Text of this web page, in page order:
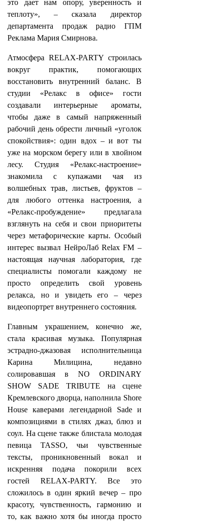
это дает нам опору, уверенность и
теплоту», – сказала директор
департамента продаж радио ГПМ
Реклама Мария Смирнова.
Атмосфера RELAX‑PARTY строилась
вокруг практик, помогающих
восстановить внутренний баланс. В
студии «Релакс в офисе» гости
создавали интерьерные ароматы,
чтобы даже в самый напряженный
рабочий день обрести личный «уголок
спокойствия»: один вдох – и вот ты
уже на морском берегу или в хвойном
лесу. Студия «Релакс‑настроение»
знакомила с купажами чая из
волшебных трав, листьев, фруктов –
для любого оттенка настроения, а
«Релакс‑пробуждение» предлагала
взглянуть на себя и свои приоритеты
через метафорические карты. Особый
интерес вызвал НейроЛаб Relax FM –
настоящая научная лаборатория, где
специалисты помогали каждому не
просто определить свой уровень
релакса, но и увидеть его – через
видеопортрет внутреннего состояния.
Главным украшением, конечно же,
стала красивая музыка. Популярная
эстрадно-джазовая исполнительница
Карина Милицина, недавно
солировавшая в NO ORDINARY
SHOW SADE TRIBUTE на сцене
Кремлевского дворца, наполнила Shore
House каверами легендарной Sade и
композициями в стилях джаз, блюз и
соул. На сцене также блистала молодая
певица TASSO, чьи чувственные
тексты, проникновенный вокал и
искренняя подача покорили всех
гостей RELAX‑PARTY. Все это
сложилось в один яркий вечер – про
красоту, чувственность, гармонию и
то, как важно хотя бы иногда просто